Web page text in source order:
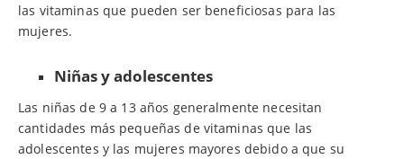
las vitaminas que pueden ser beneficiosas para las
mujeres.
Niñas y adolescentes
Las niñas de 9 a 13 años generalmente necesitan
cantidades más pequeñas de vitaminas que las
adolescentes y las mujeres mayores debido a que su